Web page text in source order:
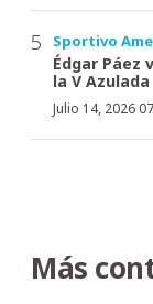
Sportivo
Édgar Páez
la V Azulada
Julio 14, 2026
Más